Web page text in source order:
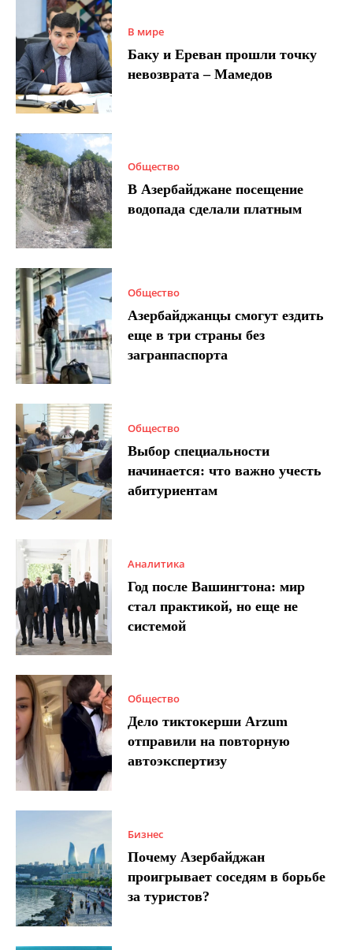
В мире
Баку и Ереван прошли точку
невозврата – Мамедов
Общество
В Азербайджане посещение
водопада сделали платным
Общество
Азербайджанцы смогут ездить
еще в три страны без
загранпаспорта
Общество
Выбор специальности
начинается: что важно учесть
абитуриентам
Аналитика
Год после Вашингтона: мир
стал практикой, но еще не
системой
Общество
Дело тиктокерши Arzum
отправили на повторную
автоэкспертизу
Бизнес
Почему Азербайджан
проигрывает соседям в борьбе
за туристов?